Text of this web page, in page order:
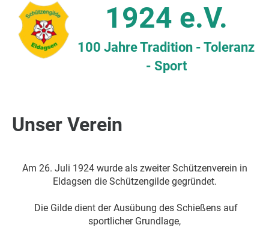
1924 e.V.
100 Jahre Tradition - Toleranz
- Sport
Unser Verein
Am 26. Juli 1924 wurde als zweiter Schützenverein in
Eldagsen die Schützengilde gegründet.
Die Gilde dient der Ausübung des Schießens auf
sportlicher Grundlage,